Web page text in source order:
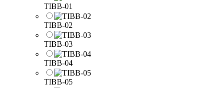
TIBB-01
TIBB-02
TIBB-03
TIBB-04
TIBB-05